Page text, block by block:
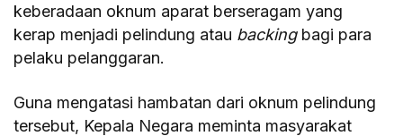
keberadaan oknum aparat berseragam yang
kerap menjadi pelindung atau backingbagi para
pelaku pelanggaran.
​Guna mengatasi hambatan dari oknum pelindung
tersebut, Kepala Negara meminta masyarakat